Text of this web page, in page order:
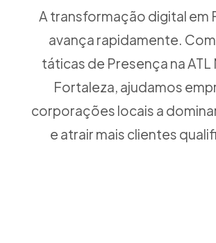
A transformação digital em
avança rapidamente.
táticas de Presença na ATL
Fortaleza, ajudamos
corporações locais a
e atrair mais clientes